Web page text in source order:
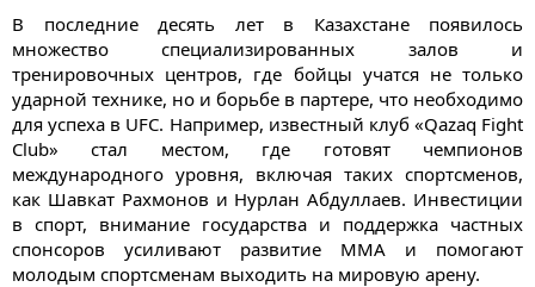
В последние десять лет в Казахстане появилось
множество специализированных залов и
тренировочных центров, где бойцы учатся не только
ударной технике, но и борьбе в партере, что необходимо
для успеха в UFC. Например, известный клуб «Qazaq Fight
Club» стал местом, где готовят чемпионов
международного уровня, включая таких спортсменов,
как Шавкат Рахмонов и Нурлан Абдуллаев. Инвестиции
в спорт, внимание государства и поддержка частных
спонсоров усиливают развитие ММА и помогают
молодым спортсменам выходить на мировую арену.